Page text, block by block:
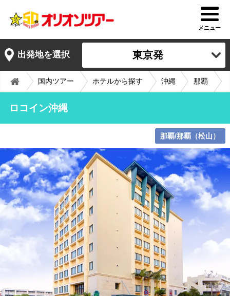
メニュー
出発地を選択 東京発
国内ツアー ホテルから探す 沖縄 那覇
ロコイン沖縄
那覇/那覇（松山）